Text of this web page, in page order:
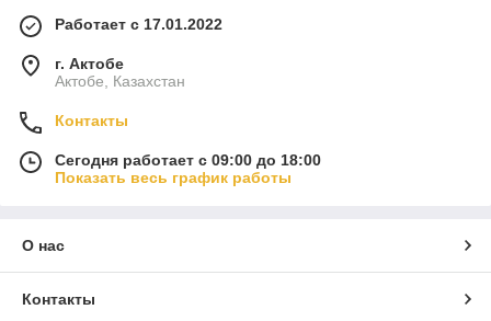
Работает с 17.01.2022
г. Актобе
Актобе, Казахстан
Контакты
Сегодня работает с 09:00 до 18:00
Показать весь график работы
О нас
Контакты